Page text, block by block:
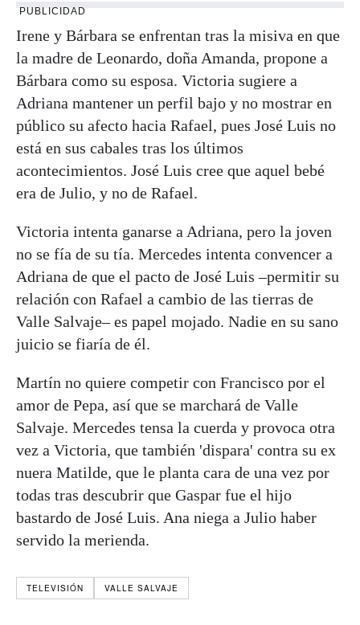
PUBLICIDAD
Irene y Bárbara se enfrentan tras la misiva en que
la madre de Leonardo, doña Amanda, propone a
Bárbara como su esposa. Victoria sugiere a
Adriana mantener un perfil bajo y no mostrar en
público su afecto hacia Rafael, pues José Luis no
está en sus cabales tras los últimos
acontecimientos. José Luis cree que aquel bebé
era de Julio, y no de Rafael.
Victoria intenta ganarse a Adriana, pero la joven
no se fía de su tía. Mercedes intenta convencer a
Adriana de que el pacto de José Luis –permitir su
relación con Rafael a cambio de las tierras de
Valle Salvaje– es papel mojado. Nadie en su sano
juicio se fiaría de él.
Martín no quiere competir con Francisco por el
amor de Pepa, así que se marchará de Valle
Salvaje. Mercedes tensa la cuerda y provoca otra
vez a Victoria, que también 'dispara' contra su ex
nuera Matilde, que le planta cara de una vez por
todas tras descubrir que Gaspar fue el hijo
bastardo de José Luis. Ana niega a Julio haber
servido la merienda.
TELEVISIÓN VALLE SALVAJE